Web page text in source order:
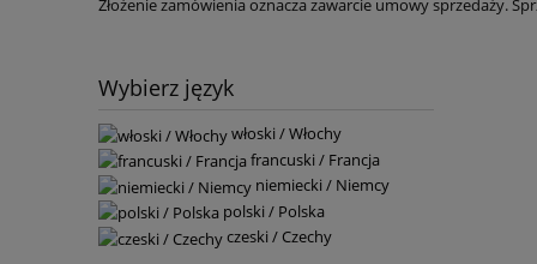
Złożenie zamówienia oznacza zawarcie umowy sprzedaży.
Wybierz język
włoski / Włochy
francuski / Francja
niemiecki / Niemcy
polski / Polska
czeski / Czechy